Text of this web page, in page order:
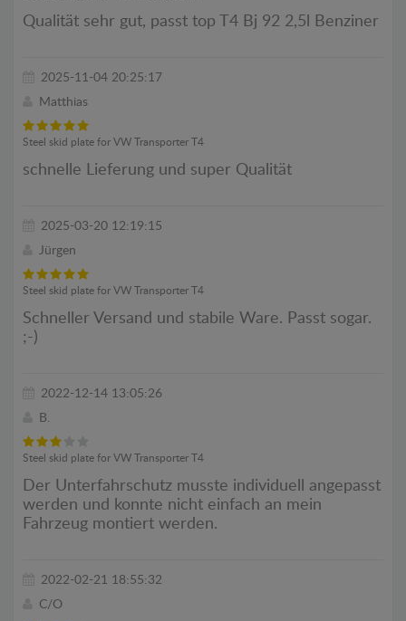
Qualität sehr gut, passt top T4 Bj 92 2,5l Benziner
2025-11-04 20:25:17
Matthias
Steel skid plate for VW Transporter T4
schnelle Lieferung und super Qualität
2025-03-20 12:19:15
Jürgen
Steel skid plate for VW Transporter T4
Schneller Versand und stabile Ware. Passt sogar.
;-)
2022-12-14 13:05:26
B.
Steel skid plate for VW Transporter T4
Der Unterfahrschutz musste individuell angepasst
werden und konnte nicht einfach an mein
Fahrzeug montiert werden.
2022-02-21 18:55:32
C/O